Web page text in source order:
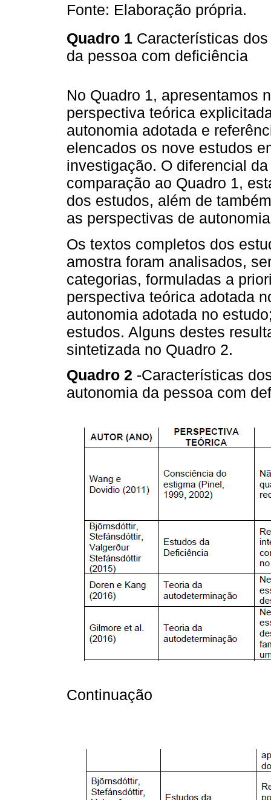
Fonte: Elaboração própria.
Quadro 1 Características
da pessoa com deficiência
No Quadro 1, apresentamos
perspectiva teórica
autonomia adotada e
elencados os nove estudos
investigação. O diferencial
comparação ao Quadro 1,
dos estudos, além de
as perspectivas de
Os textos completos dos
amostra foram analisados,
categorias, formuladas a
perspectiva teórica adotada
autonomia adotada no
estudos. Alguns destes
sintetizada no Quadro 2.
Quadro 2 -Características
autonomia da pessoa com
Continuação